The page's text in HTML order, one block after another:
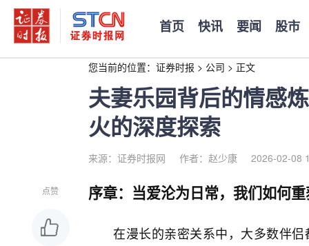
首页 快讯 要闻 股市
您当前的位置： 证券时报 > 公司 > 正文
夫妻乐园背后的情感
火的深度探索
来源：证券时报网 作者：赵少康 2026-02-08
点赞 序章：当爱沦为日常，我们如何
在漫长的亲密关系中，大多数伴侣